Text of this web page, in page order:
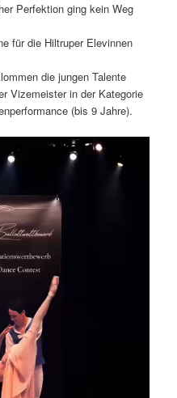
Perfektion ging kein Weg
für die Hiltruper Elevinnen
die jungen Talente
Vizemeister in der Kategorie
(bis 9 Jahre).